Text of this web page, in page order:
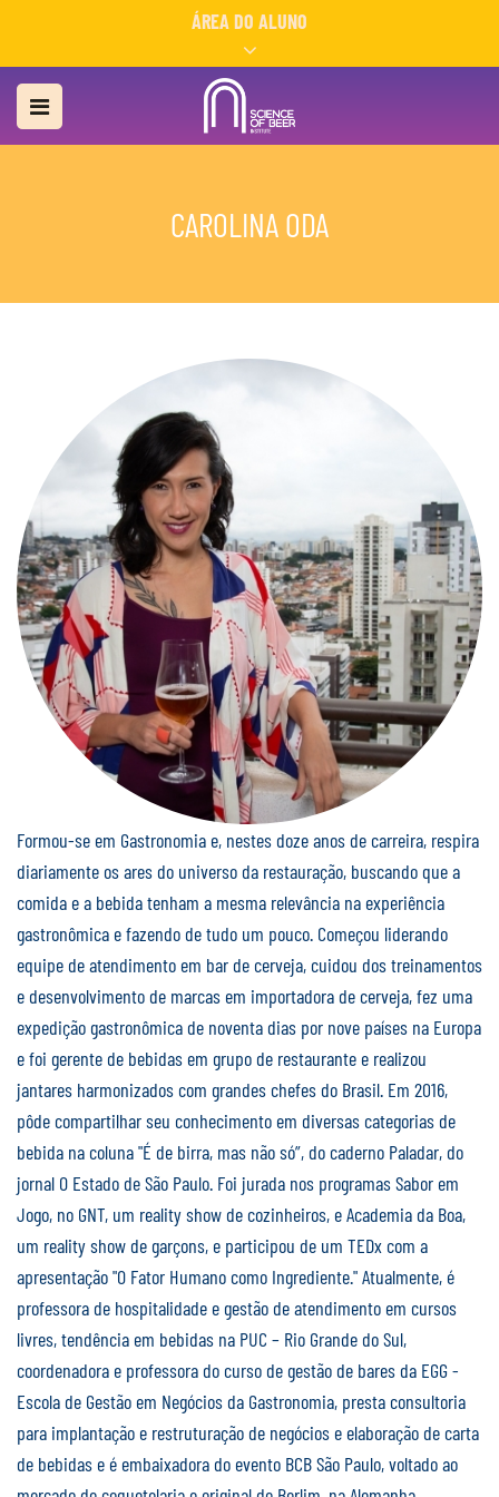
ÁREA DO ALUNO
CAROLINA ODA
Formou-se em Gastronomia e, nestes doze anos de carreira, respira
diariamente os ares do universo da restauração, buscando que a
comida e a bebida tenham a mesma relevância na experiência
gastronômica e fazendo de tudo um pouco. Começou liderando
equipe de atendimento em bar de cerveja, cuidou dos treinamentos
e desenvolvimento de marcas em importadora de cerveja, fez uma
expedição gastronômica de noventa dias por nove países na Europa
e foi gerente de bebidas em grupo de restaurante e realizou
jantares harmonizados com grandes chefes do Brasil. Em 2016,
pôde compartilhar seu conhecimento em diversas categorias de
bebida na coluna "É de birra, mas não só”, do caderno Paladar, do
jornal O Estado de São Paulo. Foi jurada nos programas Sabor em
Jogo, no GNT, um reality show de cozinheiros, e Academia da Boa,
um reality show de garçons, e participou de um TEDx com a
apresentação "O Fator Humano como Ingrediente." Atualmente, é
professora de hospitalidade e gestão de atendimento em cursos
livres, tendência em bebidas na PUC – Rio Grande do Sul,
coordenadora e professora do curso de gestão de bares da EGG -
Escola de Gestão em Negócios da Gastronomia, presta consultoria
para implantação e restruturação de negócios e elaboração de carta
de bebidas e é embaixadora do evento BCB São Paulo, voltado ao